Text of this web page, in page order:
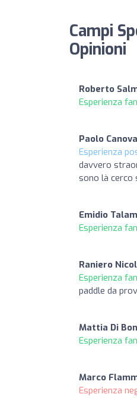
Campi
Opinioni
Roberto
Esperienza
Paolo Canova
Esperienza
davvero
sono là cerco
Emidio
Esperienza
Raniero
Esperienza
paddle da
Mattia Di
Esperienza
Marco
Esperienza